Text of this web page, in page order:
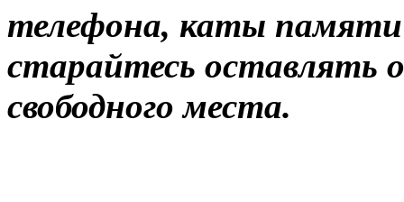
телефона, каты
старайтесь оставлять
свободного места.